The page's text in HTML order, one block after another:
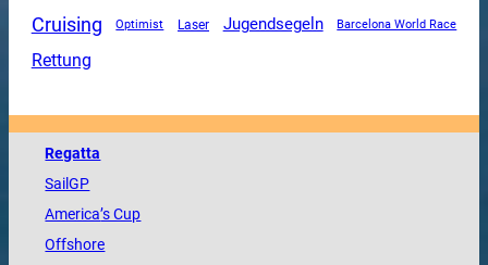
Cruising Optimist Laser Jugendsegeln Barcelona World Race
Rettung
Regatta
SailGP
America’s Cup
Offshore